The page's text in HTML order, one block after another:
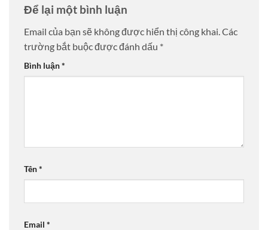
Để lại một bình luận
Email của bạn sẽ không được hiển thị công khai.Các
trường bắt buộc được đánh dấu *
Bình luận*
Tên*
Email *